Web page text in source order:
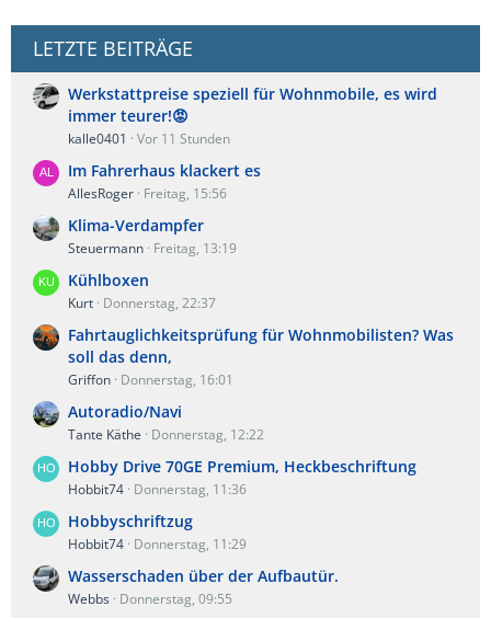
LETZTE BEITRÄGE
Werkstattpreise speziell für Wohnmobile, es wird
immer teurer!😡
kalle0401 Vor 11 Stunden
Im Fahrerhaus klackert es
AllesRoger Freitag, 15:56
Klima-Verdampfer
Steuermann Freitag, 13:19
Kühlboxen
Kurt Donnerstag, 22:37
Fahrtauglichkeitsprüfung für Wohnmobilisten? Was
soll das denn,
Griffon Donnerstag, 16:01
Autoradio/Navi
Tante Käthe Donnerstag, 12:22
Hobby Drive 70GE Premium, Heckbeschriftung
Hobbit74 Donnerstag, 11:36
Hobbyschriftzug
Hobbit74 Donnerstag, 11:29
Wasserschaden über der Aufbautür.
Webbs Donnerstag, 09:55